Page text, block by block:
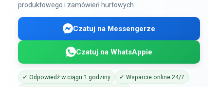
produktowego i zamówień hurtowych.
Czatuj na Messengerze
Czatuj na WhatsAppie
✓ Odpowiedź w ciągu 1 godziny
✓ Wsparcie online 24/7